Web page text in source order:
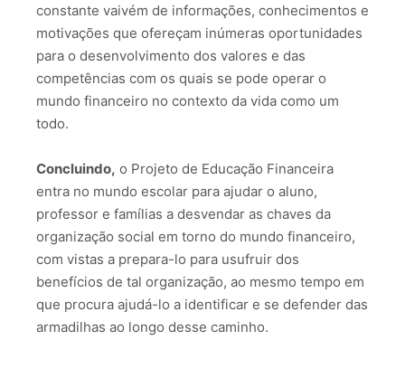
constante vaivém de informações, conhecimentos e
motivações que ofereçam inúmeras oportunidades
para o desenvolvimento dos valores e das
competências com os quais se pode operar o
mundo financeiro no contexto da vida como um
todo.
Concluindo, o Projeto de Educação Financeira
entra no mundo escolar para ajudar o aluno,
professor e famílias a desvendar as chaves da
organização social em torno do mundo financeiro,
com vistas a prepara-lo para usufruir dos
benefícios de tal organização, ao mesmo tempo em
que procura ajudá-lo a identificar e se defender das
armadilhas ao longo desse caminho.